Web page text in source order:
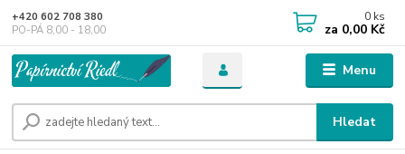
Menu
Hledat
+420 602 708 380
PO-PÁ 8,00 - 18,00
0 ks
za 0,00 Kč